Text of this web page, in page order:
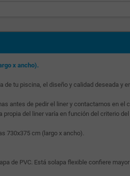
x ancho).
tu piscina, el diseño y calidad deseada y
antes de pedir el liner y contactarnos en el
del liner varía en función del criterio
730x375 cm (largo x ancho).
de PVC. Está solapa flexible confiere